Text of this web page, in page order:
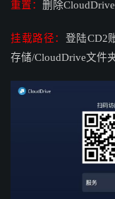
重置： 删除
挂载路径： 登陆CD2
存储/CloudDrive文件